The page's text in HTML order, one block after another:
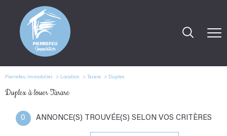
Pierrefeu Immobilier Location Tarare Duplex
Duplex à louer Tarare
0 ANNONCE(S) TROUVÉE(S) SELON VOS CRITÈRES